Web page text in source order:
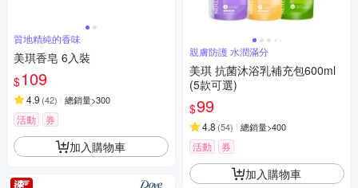
質地精純的香味
美琪香皂 6入裝
$109
4.9 (42) 總銷量>300
活動 券
加入購物車
親膚防護 水潤滿分
美琪 抗菌沐浴乳補充包600ml
(5款可選)
$99
4.8 (54) 總銷量>400
活動 券
加入購物車